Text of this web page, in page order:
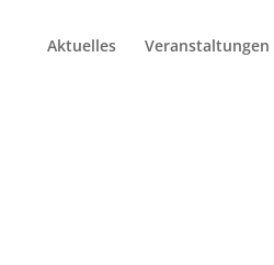
Aktuelles Veranstaltungen